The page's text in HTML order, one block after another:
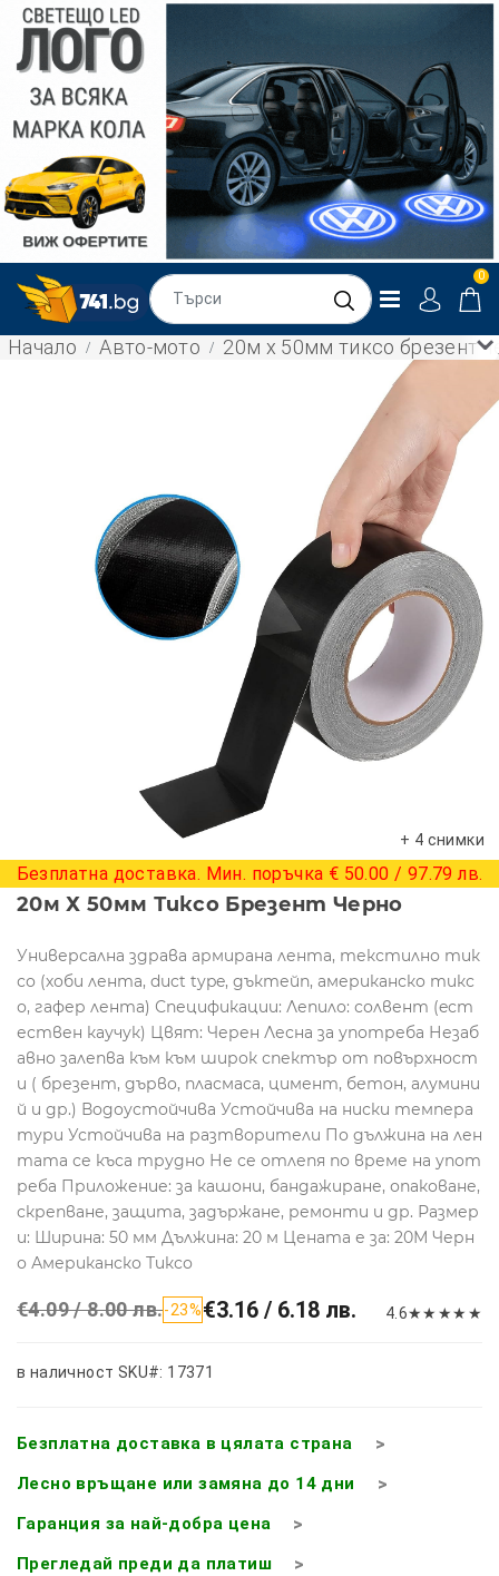
0
Начало Авто-мото 20м х 50мм тиксо брезент
+ 4 снимки
Безплатна доставка. Мин. поръчка € 50.00 / 97.79 лв.
20м Х 50мм Тиксо Брезент Черно
Универсална здрава армирана лента, текстилно тик
со (хоби лента, duct type, дъктейп, американско тикс
о, гафер лента) Спецификации: Лепило: солвент (eст
ествен каучук) Цвят: Черен Лесна за употреба Незаб
авно залепва към към широк спектър от повърхност
и ( брезент, дърво, пласмаса, цимент, бетон, алумини
й и др.) Водоустойчива Устойчива на ниски темпера
тури Устойчива на разтворители По дължина на лен
тата се къса трудно Не се отлепя по време на упот
реба Приложение: за кашони, бандажиране, опаковане,
скрепване, защита, задържане, ремонти и др. Размер
и: Ширина: 50 мм Дължина: 20 м Цената е за: 20М Черн
о Американско Тиксо
€4.09 / 8.00 лв.-23%€3.16 / 6.18 лв. 4.6★★ ★★ ★
в наличност SKU#: 17371
Безплатна доставка в цялата страна
Лесно връщане или замяна до 14 дни
Гаранция за най-добра цена
Прегледай преди да платиш